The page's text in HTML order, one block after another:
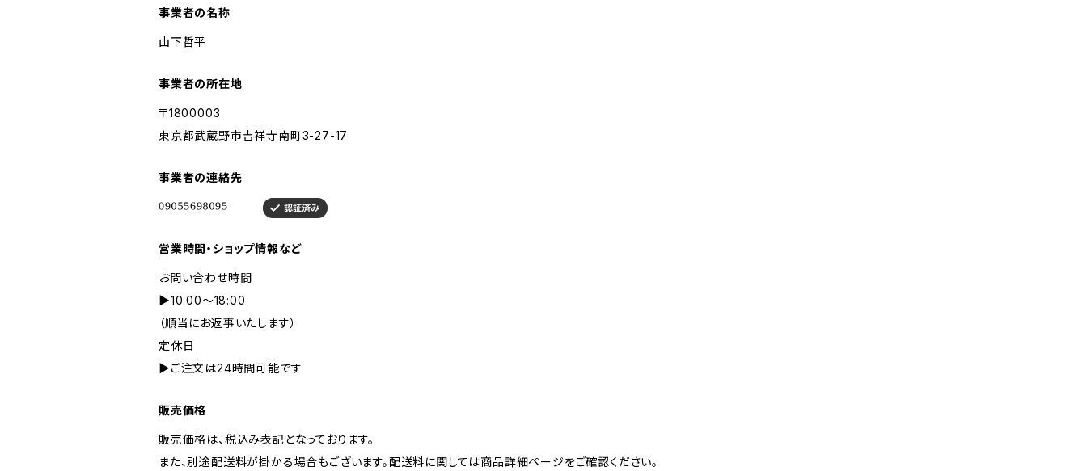
事業者の名称
山下哲平
事業者の所在地
〒1800003
東京都武蔵野市吉祥寺南町3-27-17
事業者の連絡先
営業時間・ショップ情報など
お問い合わせ時間
▶︎10:00〜18:00
（順当にお返事いたします）
定休日
▶︎ご注文は24時間可能です
販売価格
販売価格は、税込み表記となっております。
また、別途配送料が掛かる場合もございます。配送料に関しては商品詳細ページをご確認ください。